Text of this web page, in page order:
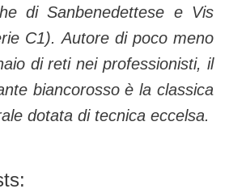
di Sanbenedettese e Vis
C1). Autore di poco meno
di reti nei professionisti, il
biancorosso è la classica
dotata di tecnica eccelsa.